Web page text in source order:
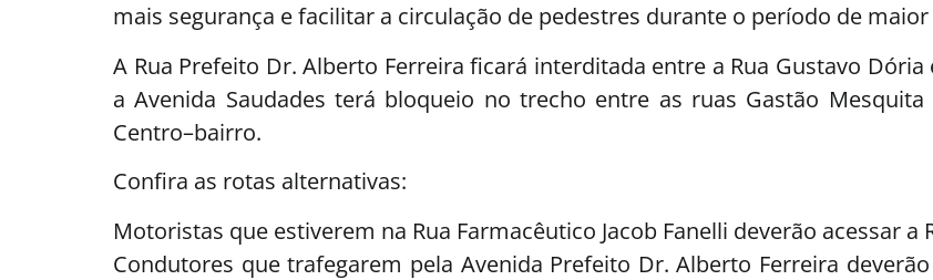
mais segurança e facilitar a circulação de pedestres durante o período de
A Rua Prefeito Dr. Alberto Ferreira ficará interditada entre a Rua Gustavo Dória
a Avenida Saudades terá bloqueio no trecho entre as ruas Gastão
Centro–bairro.
Confira as rotas alternativas:
Motoristas que estiverem na Rua Farmacêutico Jacob Fanelli deverão acessar a
Condutores que trafegarem pela Avenida Prefeito Dr. Alberto Ferreira